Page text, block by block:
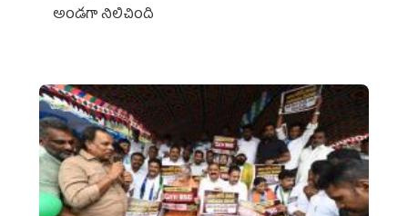
అండగా నిలిచింది